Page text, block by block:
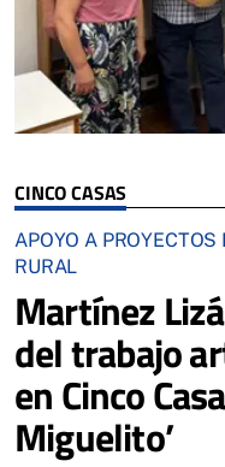
CINCO CASAS
APOYO A
RURAL
Martínez
del trabajo
en Cinco
Miguelito’